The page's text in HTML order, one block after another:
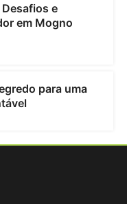
e
em Mogno
para uma